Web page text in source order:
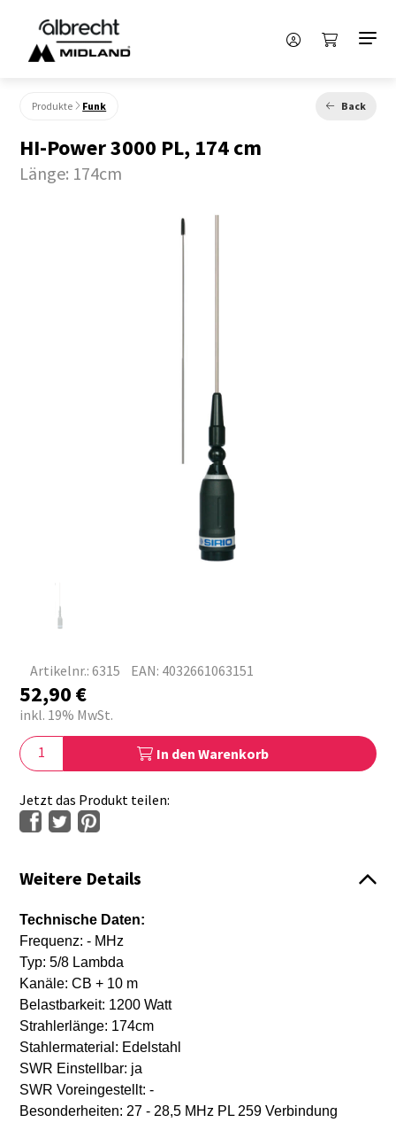
Produkte Funk Back
HI-Power 3000 PL, 174 cm
Länge: 174cm
Artikelnr.: 6315 EAN: 4032661063151
52,90€
inkl. 19% MwSt.
In den Warenkorb
Jetzt das Produkt teilen:
Weitere Details
Technische Daten:
Frequenz: - MHz
Typ: 5/8 Lambda
Kanäle: CB + 10 m
Belastbarkeit: 1200 Watt
Strahlerlänge: 174cm
Stahlermaterial: Edelstahl
SWR Einstellbar: ja
SWR Voreingestellt: -
Besonderheiten: 27 - 28,5 MHz PL 259 Verbindung